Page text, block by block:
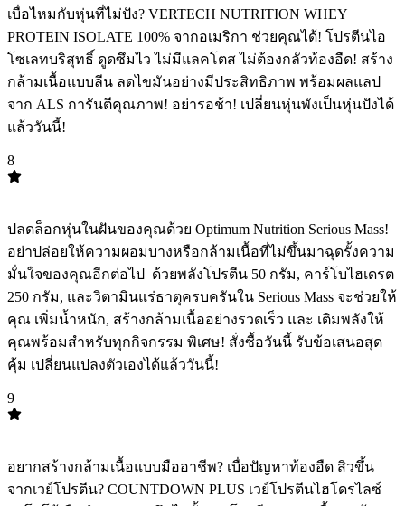
เบื่อไหมกับหุ่นที่ไม่ปัง? VERTECH NUTRITION WHEY
PROTEIN ISOLATE 100% จากอเมริกา ช่วยคุณได้! โปรตีนไอ
โซเลทบริสุทธิ์ ดูดซึมไว ไม่มีแลคโตส ไม่ต้องกลัวท้องอืด! สร้าง
กล้ามเนื้อแบบลีน ลดไขมันอย่างมีประสิทธิภาพ พร้อมผลแลป
จาก ALS การันตีคุณภาพ! อย่ารอช้า! เปลี่ยนหุ่นพังเป็นหุ่นปังได้
แล้ววันนี้!
8
ปลดล็อกหุ่นในฝันของคุณด้วย Optimum Nutrition Serious Mass!
อย่าปล่อยให้ความผอมบางหรือกล้ามเนื้อที่ไม่ขึ้นมาฉุดรั้งความ
มั่นใจของคุณอีกต่อไป ️️ ด้วยพลังโปรตีน 50 กรัม, คาร์โบไฮเดรต
250 กรัม, และวิตามินแร่ธาตุครบครันใน Serious Mass จะช่วยให้
คุณ เพิ่มน้ำหนัก, สร้างกล้ามเนื้ออย่างรวดเร็ว และ เติมพลังให้
คุณพร้อมสำหรับทุกกิจกรรม พิเศษ! สั่งซื้อวันนี้ รับข้อเสนอสุด
คุ้ม เปลี่ยนแปลงตัวเองได้แล้ววันนี้!
9
อยากสร้างกล้ามเนื้อแบบมืออาชีพ? เบื่อปัญหาท้องอืด สิวขึ้น
จากเวย์โปรตีน? COUNTDOWN PLUS เวย์โปรตีนไฮโดรไลซ์